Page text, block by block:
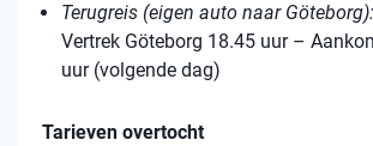
Terugreis (eigen auto naar Göteborg):
Vertrek Göteborg 18.45 uur –
uur (volgende dag)
Tarieven overtocht